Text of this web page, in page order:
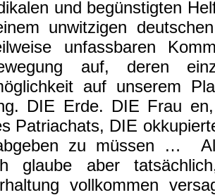
und begünstigten
unwitzigen
unfassbaren
auf, deren
auf unserem
DIE Erde. DIE Frau
Patriachats, DIE
zu müssen …
glaube aber
vollkommen